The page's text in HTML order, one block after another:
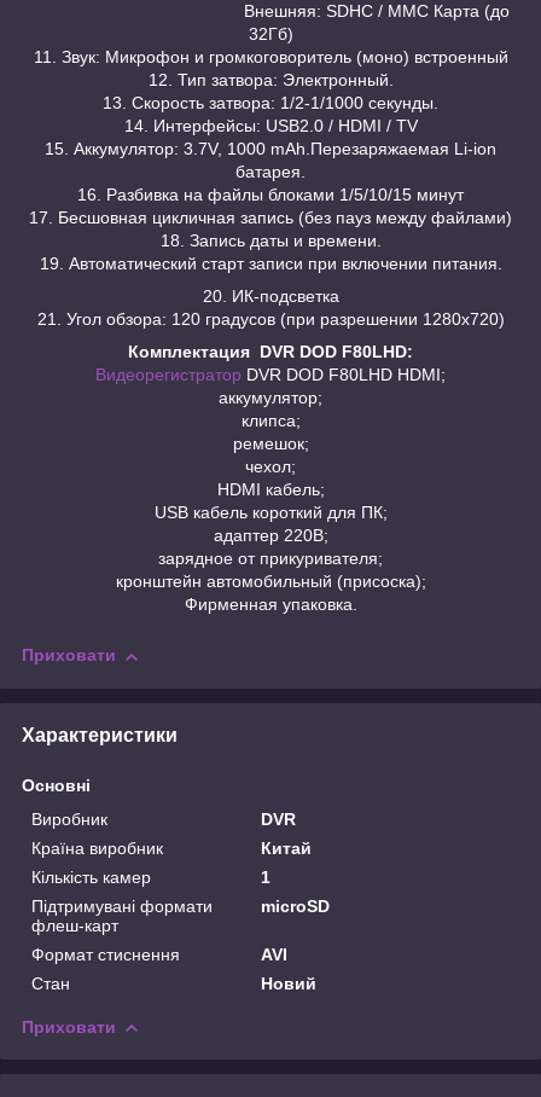
Внешняя: SDHC / MMC Карта (до
32Гб)
11. Звук: Микрофон и громкоговоритель (моно) встроенный
12. Тип затвора: Электронный.
13. Скорость затвора: 1/2-1/1000 секунды.
14. Интерфейсы: USB2.0 / HDMI / TV
15. Аккумулятор: 3.7V, 1000 mAh.Перезаряжаемая Li-ion
батарея.
16. Разбивка на файлы блоками 1/5/10/15 минут
17. Бесшовная цикличная запись (без пауз между файлами)
18. Запись даты и времени.
19. Автоматический старт записи при включении питания.
20. ИК-подсветка
21. Угол обзора: 120 градусов (при разрешении 1280х720)
Комплектация DVR DOD F80LHD:
Видеорегистратор DVR DOD F80LHD HDMI;
аккумулятор;
клипса;
ремешок;
чехол;
HDMI кабель;
USB кабель короткий для ПК;
адаптер 220В;
зарядное от прикуривателя;
кронштейн автомобильный (присоска);
Фирменная упаковка.
Приховати
Характеристики
Основні
Виробник
DVR
Країна виробник
Китай
Кількість камер
1
Підтримувані формати
флеш-карт
microSD
Формат стиснення
AVI
Стан
Новий
Приховати